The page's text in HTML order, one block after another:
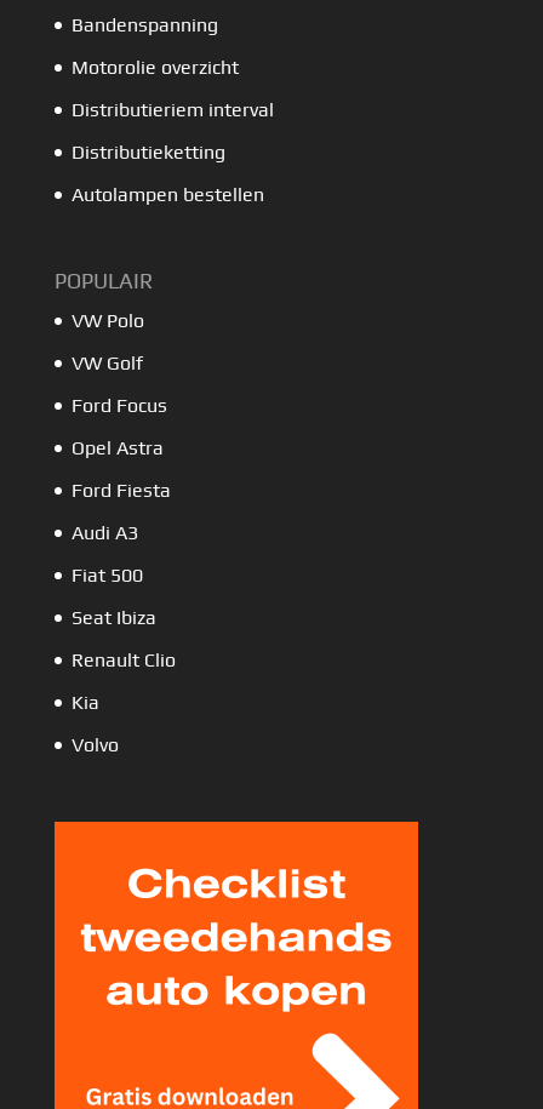
Bandenspanning
Motorolie overzicht
Distributieriem interval
Distributieketting
Autolampen bestellen
POPULAIR
VW Polo
VW Golf
Ford Focus
Opel Astra
Ford Fiesta
Audi A3
Fiat 500
Seat Ibiza
Renault Clio
Kia
Volvo